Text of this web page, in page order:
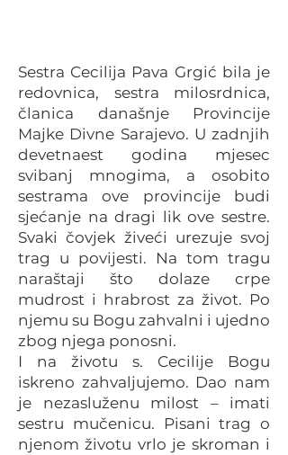
Sestra Cecilija Pava Grgić bila je
redovnica, sestra milosrdnica,
članica današnje Provincije
Majke Divne Sarajevo. U zadnjih
devetnaest godina mjesec
svibanj mnogima, a osobito
sestrama ove provincije budi
sjećanje na dragi lik ove sestre.
Svaki čovjek živeći urezuje svoj
trag u povijesti. Na tom tragu
naraštaji što dolaze crpe
mudrost i hrabrost za život. Po
njemu su Bogu zahvalni i ujedno
zbog njega ponosni.
I na životu s. Cecilije Bogu
iskreno zahvaljujemo. Dao nam
je nezasluženu milost – imati
sestru mučenicu. Pisani trag o
njenom životu vrlo je skroman i